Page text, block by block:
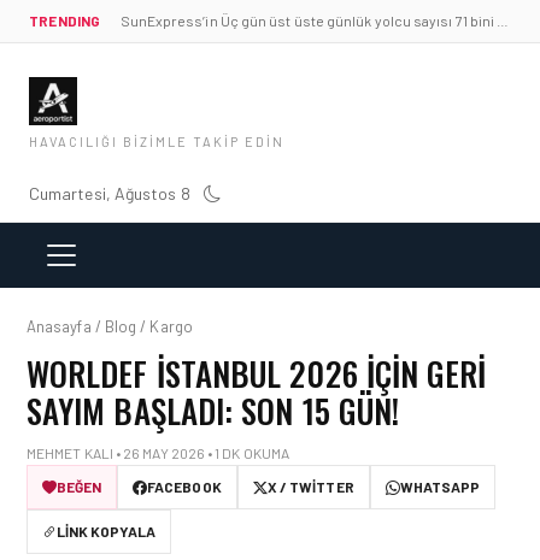
TRENDING
HAVACILIĞI BIZIMLE TAKIP EDIN
Cumartesi, Ağustos 8
Anasayfa / Blog / Kargo
WORLDEF İSTANBUL 2026 IÇIN GERI
SAYIM BAŞLADI: SON 15 GÜN!
MEHMET KALI • 26 MAY 2026 • 1 DK OKUMA
BEĞEN
FACEBOOK X / TWITTER WHATSAPP
LINK KOPYALA